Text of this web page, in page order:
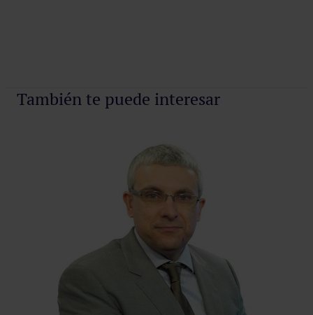
También te puede interesar